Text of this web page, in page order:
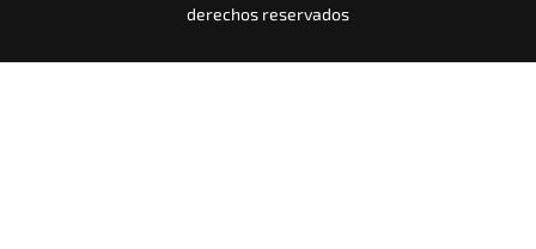
derechos reservados